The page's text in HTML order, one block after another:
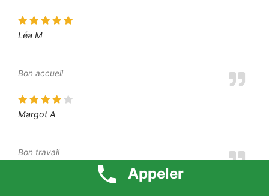
Léa M
Bon accueil
Margot A
Bon travail
Appeler